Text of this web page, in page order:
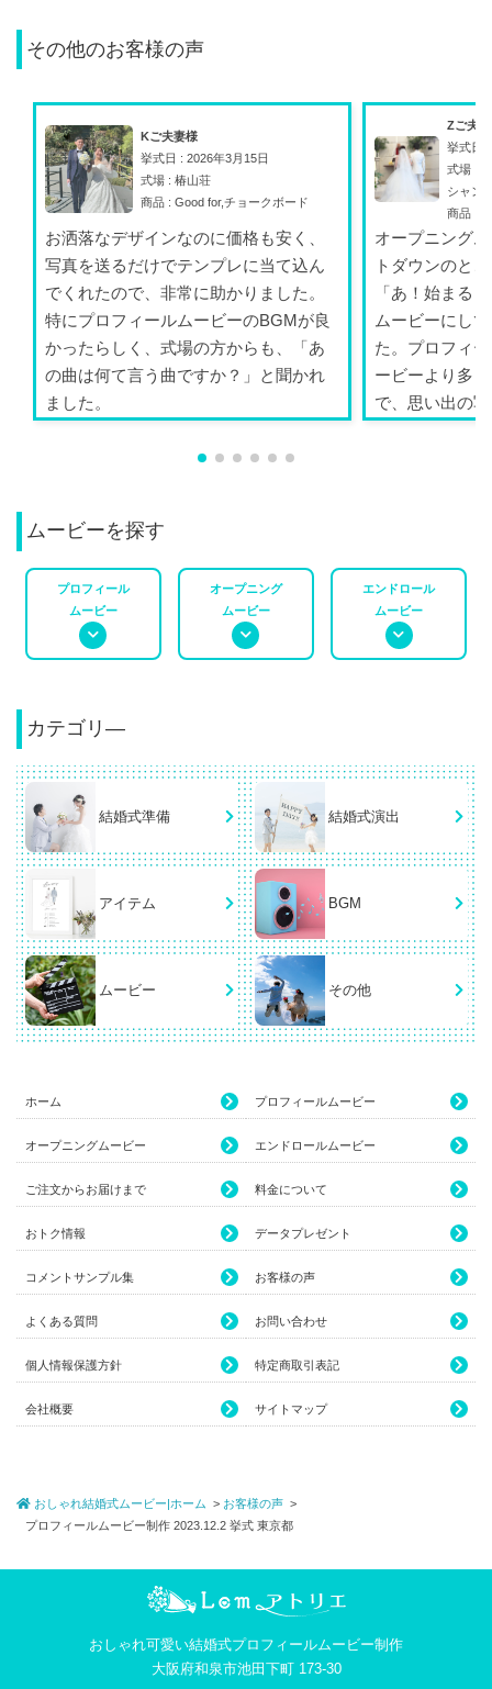
その他のお客様の声
Kご夫妻様
挙式日 : 2026年3月15日
式場 : 椿山荘
商品 : Good for,チョークボード
お洒落なデザインなのに価格も安く、
写真を送るだけでテンプレに当て込ん
でくれたので、非常に助かりました。
特にプロフィールムービーのBGMが良
かったらしく、式場の方からも、「あ
の曲は何て言う曲ですか？」と聞かれ
ました。
Zご夫
挙式日
式場 :
シャン
商品 :
オープニング
トダウンのと
「あ！始まる
ムービーにし
た。プロフィ
ービーより多
で、思い出の
ムービーを探す
プロフィール
ムービー
オープニング
ムービー
エンドロール
ムービー
カテゴリ―
結婚式準備 結婚式演出
アイテム BGM
ムービー その他
ホーム プロフィールムービー
オープニングムービー エンドロールムービー
ご注文からお届けまで 料金について
おトク情報 データプレゼント
コメントサンプル集 お客様の声
よくある質問 お問い合わせ
個人情報保護方針 特定商取引表記
会社概要 サイトマップ
おしゃれ結婚式ムービー|ホーム
お客様の声
プロフィールムービー制作 2023.12.2 挙式 東京都
おしゃれ可愛い結婚式プロフィールムービー制作
大阪府和泉市池田下町 173-30